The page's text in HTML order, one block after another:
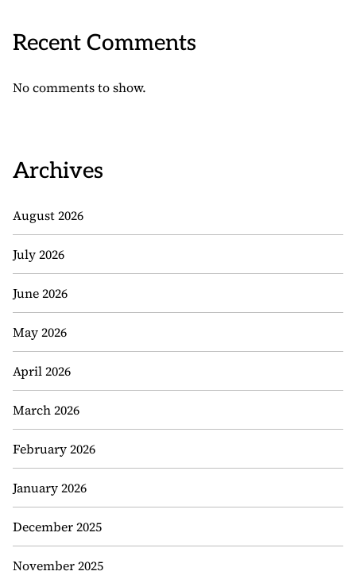
Recent Comments
No comments to show.
Archives
August 2026
July 2026
June 2026
May 2026
April 2026
March 2026
February 2026
January 2026
December 2025
November 2025